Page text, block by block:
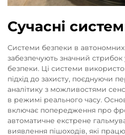
Сучасні
Системи безпеки в
забезпечують значний стрибок
безпеки. Ці системи
підхід до захисту, поєднуючи
аналітику з можливостями
в режимі реального часу.
включає попередження про
автоматичне екстрене
виявлення пішоходів, які